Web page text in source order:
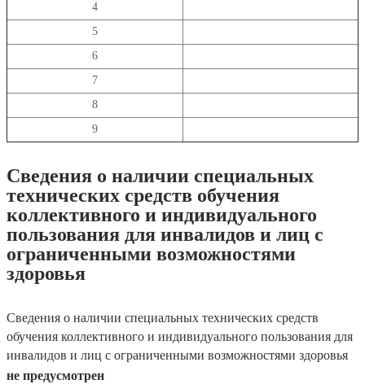
4
5
6
7
8
9
Сведения о наличии специальных
технических средств обучения
коллективного и индивидуального
пользования для инвалидов и лиц с
ограниченными возможностями
здоровья
Сведения о наличии специальных технических средств
обучения коллективного и индивидуального пользования для
инвалидов и лиц с ограниченными возможностями здоровья
не предусмотрен